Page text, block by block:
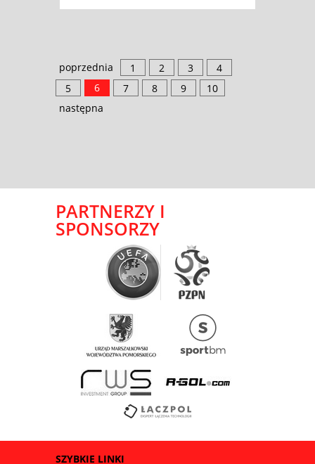
poprzednia 1 2 3
4
5
6 7 8 9
10
następna
PARTNERZY I
SPONSORZY
SZYBKIE LINKI